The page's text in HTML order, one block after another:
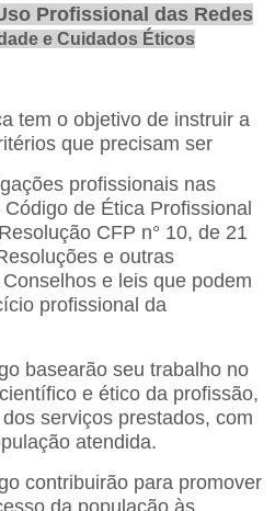
Profissional das Redes
e Cuidados Éticos
tem o objetivo de instruir a
que precisam ser
profissionais nas
de Ética Profissional
CFP n° 10, de 21
e outras
e leis que podem
profissional da
basearão seu trabalho no
e ético da profissão,
serviços prestados, com
atendida.
contribuirão para promover
da população às